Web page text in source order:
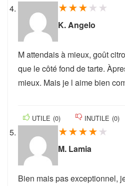
★★★★ ★
K. Angelo
M attendais à mieux, goût
que le côté fond de tarte.
mieux. Mais je l aime bien
UTILE (0) INUTILE (0)
★★★★★
M. Lamia
Bien mais pas exceptionnel,